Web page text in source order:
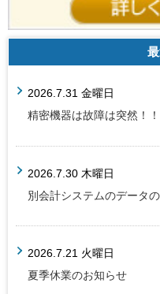
2026.7.31 金曜日
精密機器は故障は突然！
2026.7.30 木曜日
別会計システムのデータ
2026.7.21 火曜日
夏季休業のお知らせ